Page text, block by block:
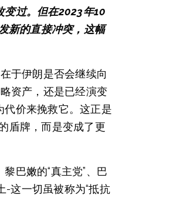
变过。但在2023年10
新的直接冲突，这幅
于伊朗是否会继续向
资产，还是已经演变
代价来挽救它。这正是
盾牌，而是变成了更
巴嫩的“真主党”、巴
-这一切虽被称为“抵抗